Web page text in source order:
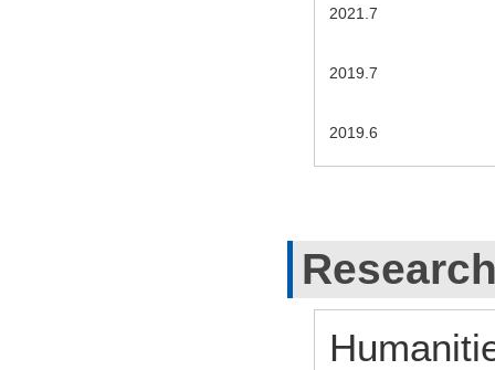
2021.7
2019.7
2019.6